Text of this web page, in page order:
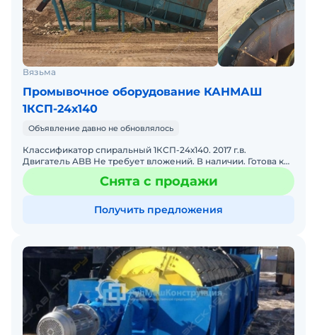
Вязьма
Промывочное оборудование КАНМАШ
1КСП-24х140
Объявление давно не обновлялось
Классификатор спиральный 1КСП-24х140. 2017 г.в.
Двигатель ABB Не требует вложений. В наличии. Готова к
эксплуатации. В отличном состоянии. Возможна продажа в
л
Снята с продажи
Получить предложения